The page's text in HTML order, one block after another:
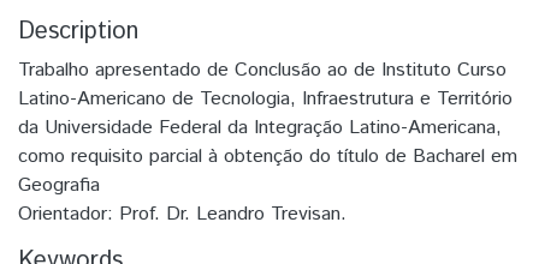
Description
Trabalho apresentado de Conclusão ao de Instituto Curso
Latino-Americano de Tecnologia, Infraestrutura e Território
da Universidade Federal da Integração Latino-Americana,
como requisito parcial à obtenção do título de Bacharel em
Geografia
Orientador: Prof. Dr. Leandro Trevisan.